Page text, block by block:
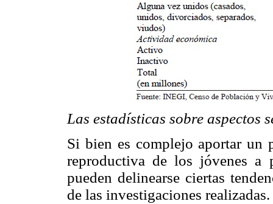
Las estadísticas sobre aspectos
Si bien es complejo aportar un
reproductiva de los jóvenes a
pueden delinearse ciertas
de las investigaciones realizadas.